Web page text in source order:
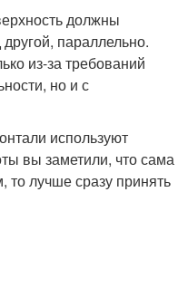
должны
параллельно.
из-за требований
но и с
используют
вы заметили, что сама
то лучше сразу принять